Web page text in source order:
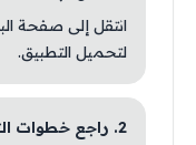
انتقل إلى صفحة
لتحميل التطبيق.
2. راجع خطوات التثبيت